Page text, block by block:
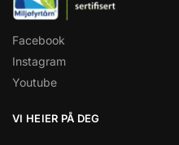
Facebook
Instagram
Youtube
VI HEIER PÅ DEG